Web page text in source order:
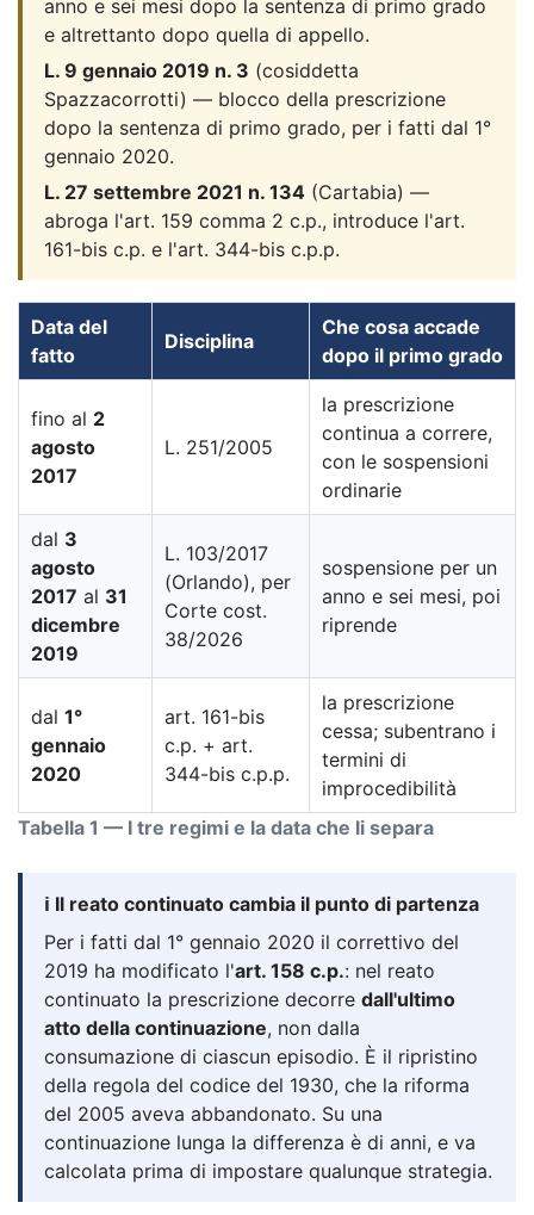
anno e sei mesi dopo la sentenza di primo grado
e altrettanto dopo quella di appello.
L. 9 gennaio 2019 n. 3 (cosiddetta
Spazzacorrotti) — blocco della prescrizione
dopo la sentenza di primo grado, per i fatti dal 1°
gennaio 2020.
L. 27 settembre 2021 n. 134 (Cartabia) —
abroga l'art. 159 comma 2 c.p., introduce l'art.
161-bis c.p. e l'art. 344-bis c.p.p.
Tabella 1 — I tre regimi e la data che li separa
Data del
fatto
Disciplina
Che cosa accade
dopo il primo grado
fino al 2
agosto
2017
L. 251/2005
la prescrizione
continua a correre,
con le sospensioni
ordinarie
dal 3
agosto
2017 al 31
dicembre
2019
L. 103/2017
(Orlando), per
Corte cost.
38/2026
sospensione per un
anno e sei mesi, poi
riprende
dal 1°
gennaio
2020
art. 161-bis
c.p. + art.
344-bis c.p.p.
la prescrizione
cessa; subentrano i
termini di
improcedibilità
ℹ️ Il reato continuato cambia il punto di partenza
Per i fatti dal 1° gennaio 2020 il correttivo del
2019 ha modificato l'art. 158 c.p.: nel reato
continuato la prescrizione decorre dall'ultimo
atto della continuazione, non dalla
consumazione di ciascun episodio. È il ripristino
della regola del codice del 1930, che la riforma
del 2005 aveva abbandonato. Su una
continuazione lunga la differenza è di anni, e va
calcolata prima di impostare qualunque strategia.